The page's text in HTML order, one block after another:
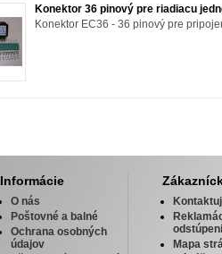
Konektor 36 pinový pre riadiacu
Konektor EC36 - 36 pinový pre
Informácie
O nás
Poštovné a balné
Ochrana osobných
údajov
Mapa